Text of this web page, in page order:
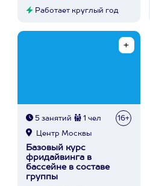
Работает круглый год
5 занятий 1 чел 16+
Центр Москвы
Базовый курс
фридайвинга в
бассейне в составе
группы